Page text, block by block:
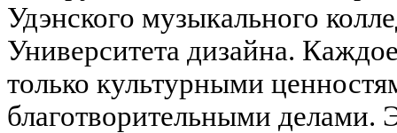
Удэнского музыкального
Университета дизайна.
только культурными
благотворительными делами.